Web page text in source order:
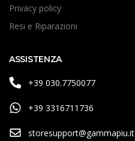
Privacy policy
Resi e Riparazioni
ASSISTENZA
+39 030.7750077
+39 3316711736
storesupport@gammapiu.it